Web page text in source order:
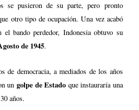
se pusieron de su parte, pero pronto
otro tipo de ocupación. Una vez acabó
el bando perdedor, Indonesia obtuvo su
de 1945.
de democracia, a mediados de los años
un golpe de Estado que instauraría una
años.